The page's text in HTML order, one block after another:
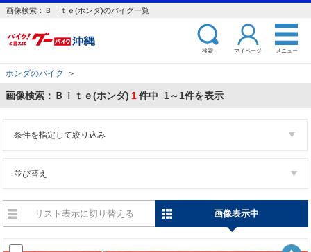
画像検索：Ｂｉｔｅ(ホンダ)のバイク一覧
検索 マイページ メニュー
ホンダのバイク ＞
画像検索：Ｂｉｔｅ(ホンダ) 1件中 1～1件を表示
条件を指定して絞り込み
並び替え
リスト表示に切り替える 画像表示中